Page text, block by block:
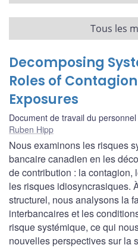
Tous les
Decomposing
Roles of
Exposures
Document de travail du
Ruben Hipp
Nous examinons les risques
bancaire canadien en les
de contribution : la contagion,
les risques idiosyncrasiques.
structurel, nous analysons la
interbancaires et les
risque systémique, ce qui
nouvelles perspectives sur la